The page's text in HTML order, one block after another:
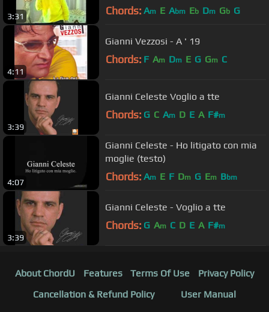
3:31 Chords: Am E Abm Eb Dm Gb G
4:11
Gianni Vezzosi - A ' 19
Chords: F Am Dm E G Gm C
3:39
Gianni Celeste Voglio a tte
Chords: G C Am D E A F#m
4:07
Gianni Celeste - Ho litigato con mia
moglie (testo)
Chords: Am E F Dm G Em Bbm
3:39
Gianni Celeste - Voglio a tte
Chords: G Am C D E A F#m
About ChordU Features Terms Of Use
Privacy Policy
Cancellation & Refund Policy
User Manual